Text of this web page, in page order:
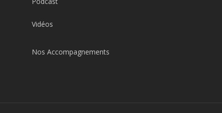
Vidéos
Nos Accompagnements